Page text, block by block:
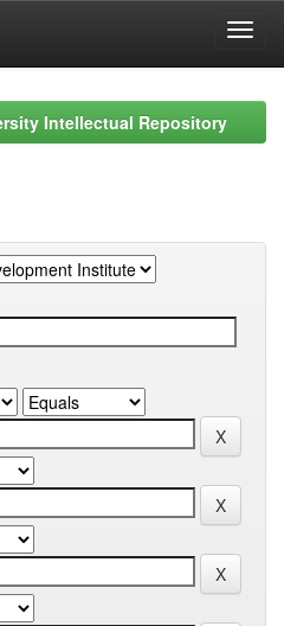
Intellectual Repository